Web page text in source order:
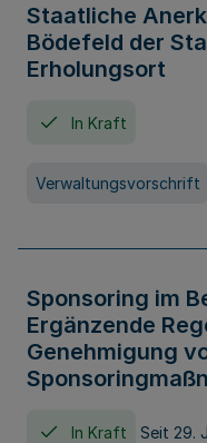
Staatliche
Bödefeld der
Erholungsort
In Kraft
Verwaltungsvorschrift
Sponsoring im
Ergänzende
Genehmigung
In Kraft Seit 29.